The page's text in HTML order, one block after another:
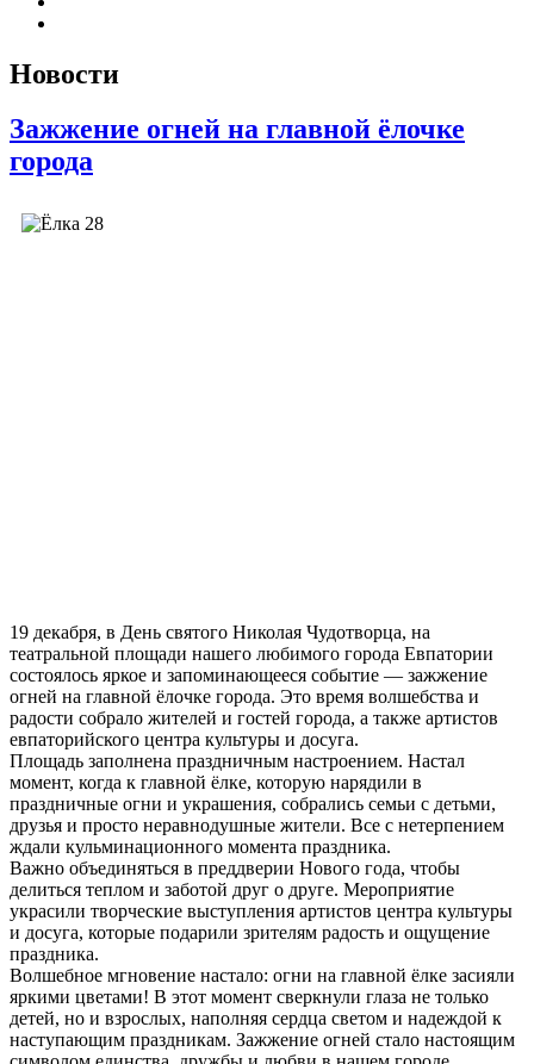
Новости
Зажжение огней на главной ёлочке
города
19 декабря, в День святого Николая Чудотворца, на
театральной площади нашего любимого города Евпатории
состоялось яркое и запоминающееся событие — зажжение
огней на главной ёлочке города. Это время волшебства и
радости собрало жителей и гостей города, а также артистов
евпаторийского центра культуры и досуга.
Площадь заполнена праздничным настроением. Настал
момент, когда к главной ёлке, которую нарядили в
праздничные огни и украшения, собрались семьи с детьми,
друзья и просто неравнодушные жители. Все с нетерпением
ждали кульминационного момента праздника.
Важно объединяться в преддверии Нового года, чтобы
делиться теплом и заботой друг о друге. Мероприятие
украсили творческие выступления артистов центра культуры
и досуга, которые подарили зрителям радость и ощущение
праздника.
Волшебное мгновение настало: огни на главной ёлке засияли
яркими цветами! В этот момент сверкнули глаза не только
детей, но и взрослых, наполняя сердца светом и надеждой к
наступающим праздникам. Зажжение огней стало настоящим